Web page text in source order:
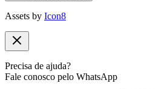
Assets by Icon8
Precisa de ajuda?
Fale conosco pelo WhatsApp